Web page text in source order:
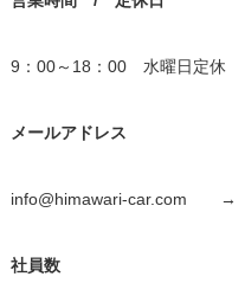
9：00～18：00 水曜日定休
メールアドレス
info@himawari-car.com →
社員数